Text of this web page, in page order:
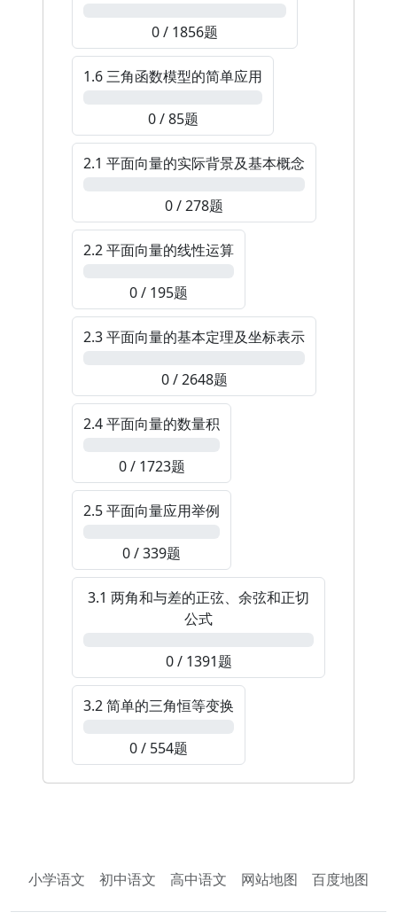
0 / 1856题
1.6 三角函数模型的简单应用
0 / 85题
2.1 平面向量的实际背景及基本概念
0 / 278题
2.2 平面向量的线性运算
0 / 195题
2.3 平面向量的基本定理及坐标表示
0 / 2648题
2.4 平面向量的数量积
0 / 1723题
2.5 平面向量应用举例
0 / 339题
3.1 两角和与差的正弦、余弦和正切
公式
0 / 1391题
3.2 简单的三角恒等变换
0 / 554题
小学语文 初中语文 高中语文 网站地图 百度地图